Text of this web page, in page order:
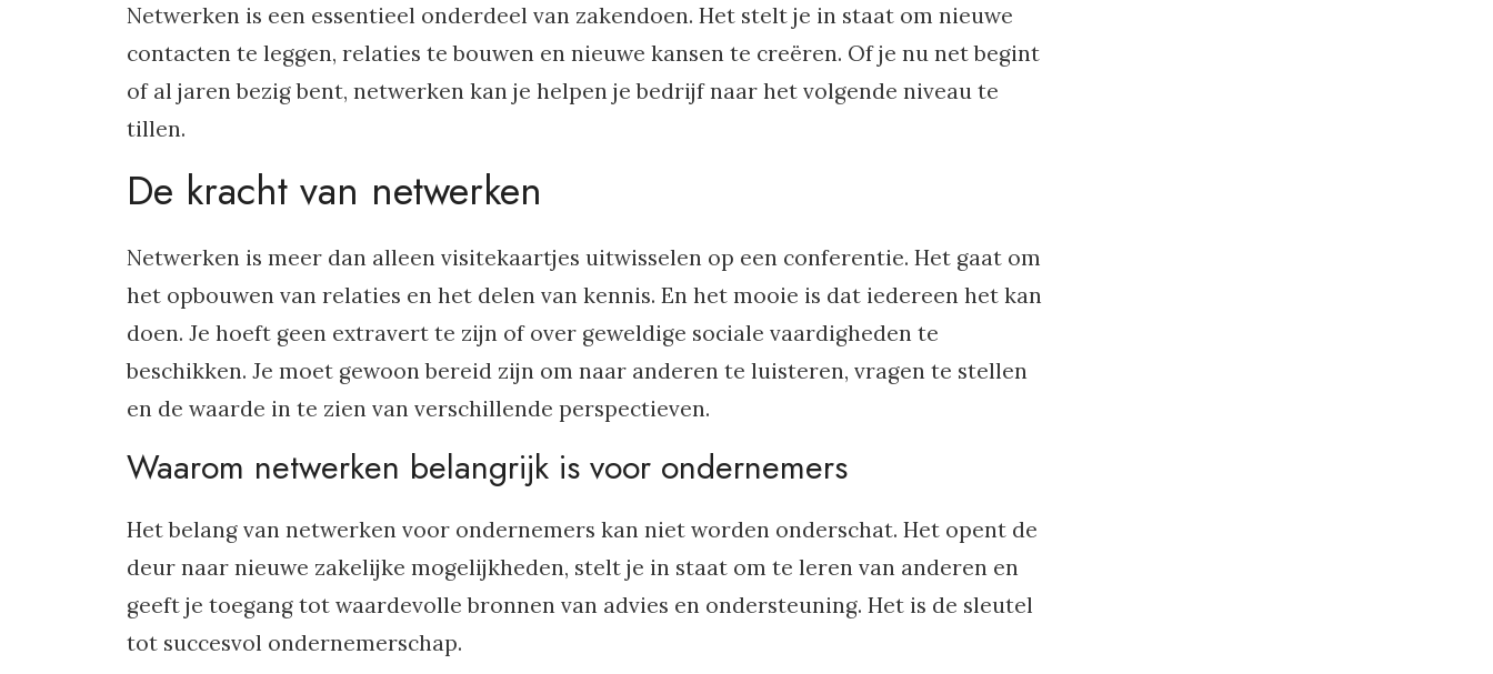
Netwerken is een essentieel onderdeel van zakendoen. Het stelt je in staat om nieuwe
contacten te leggen, relaties te bouwen en nieuwe kansen te creëren. Of je nu net begint
of al jaren bezig bent, netwerken kan je helpen je bedrijf naar het volgende niveau te
tillen.
De kracht van netwerken
Netwerken is meer dan alleen visitekaartjes uitwisselen op een conferentie. Het gaat om
het opbouwen van relaties en het delen van kennis. En het mooie is dat iedereen het kan
doen. Je hoeft geen extravert te zijn of over geweldige sociale vaardigheden te
beschikken. Je moet gewoon bereid zijn om naar anderen te luisteren, vragen te stellen
en de waarde in te zien van verschillende perspectieven.
Waarom netwerken belangrijk is voor ondernemers
Het belang van netwerken voor ondernemers kan niet worden onderschat. Het opent de
deur naar nieuwe zakelijke mogelijkheden, stelt je in staat om te leren van anderen en
geeft je toegang tot waardevolle bronnen van advies en ondersteuning. Het is de sleutel
tot succesvol ondernemerschap.